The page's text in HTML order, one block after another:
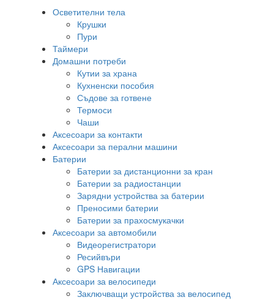
Осветителни тела
Крушки
Пури
Таймери
Домашни потреби
Кутии за храна
Кухненски пособия
Съдове за готвене
Термоси
Чаши
Аксесоари за контакти
Аксесоари за перални машини
Батерии
Батерии за дистанционни за кран
Батерии за радиостанции
Зарядни устройства за батерии
Преносими батерии
Батерии за прахосмукачки
Аксесоари за автомобили
Видеорегистратори
Ресийвъри
GPS Навигации
Аксесоари за велосипеди
Заключващи устройства за велосипед